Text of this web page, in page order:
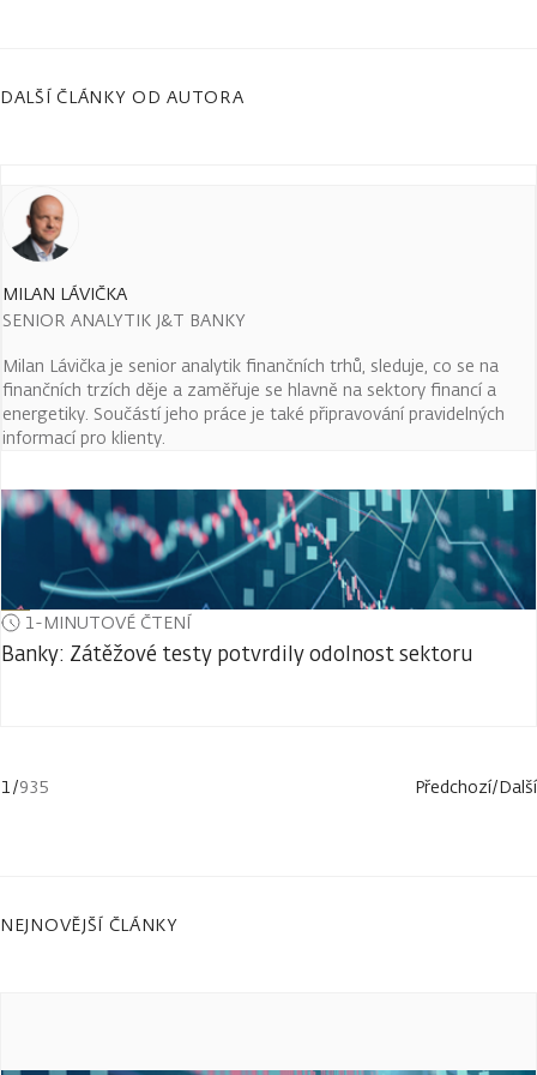
DALŠÍ ČLÁNKY OD AUTORA
MILAN LÁVIČKA
SENIOR ANALYTIK J&T BANKY
Milan Lávička je senior analytik finančních trhů, sleduje, co se na
finančních trzích děje a zaměřuje se hlavně na sektory financí a
energetiky. Součástí jeho práce je také připravování pravidelných
informací pro klienty.
1-MINUTOVÉ ČTENÍ
Banky: Zátěžové testy potvrdily odolnost sektoru
1/935 Předchozí/Další
NEJNOVĚJŠÍ ČLÁNKY